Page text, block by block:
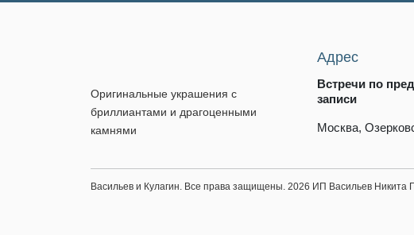
Оригинальные украшения с
бриллиантами и драгоценными
камнями
Адрес
Встречи по
записи
Москва,
Васильев и Кулагин. Все права защищены. 2026 ИП Васильев